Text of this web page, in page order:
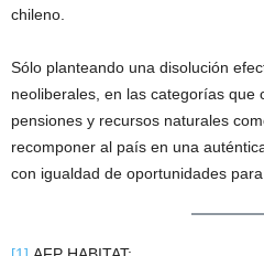
chileno.
Sólo planteando una disolución
neoliberales, en las categorías que
pensiones y recursos naturales
recomponer al país en una
con igualdad de oportunidades